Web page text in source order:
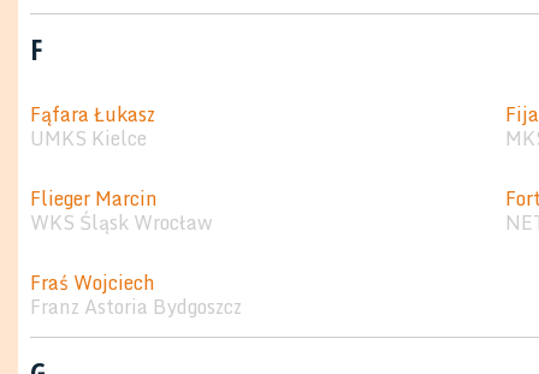
F
Fąfara Łukasz
UMKS Kielce
Flieger Marcin
WKS Śląsk Wrocław
Fraś Wojciech
Franz Astoria Bydgoszcz